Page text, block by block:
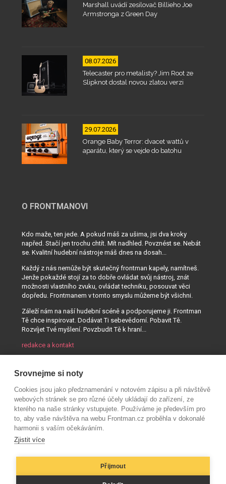
Marshall uvádí zesilovač Billieho Joe
Armstronga z Green Day
08.07.2026
Telecaster pro metalisty? Jim Root ze
Slipknot dostal novou zlatou verzi
29.07.2026
Orange Baby Terror: dvacet wattů v
aparátu, který se vejde do batohu
O FRONTMANOVI
Kdo maže, ten jede. A pokud máš za ušima, jsi dva kroky
napřed. Stačí jen trochu chtít. Mít nadhled. Povznést se. Nebát
se. Kvalitní hudební nástroje máš dnes na dosah...
Každý z nás nemůže být skutečný frontman kapely, namítneš.
Jenže pokaždé stojí za to dobře ovládat svůj nástroj, znát
možnosti vlastního zvuku, ovládat techniku, posouvat věci
dopředu. Frontmanem v tomto smyslu můžeme být všichni.
Záleží nám na naší hudební scéně a podporujeme ji. Frontman
Tě chce inspirovat. Dodávat Ti sebevědomí. Pobavit Tě.
Rozvíjet Tvé myšlení. Povzbudit Tě k hraní...
redakce a kontakt
Srovnejme si noty
Cookies jsou jako předznamenání v notovém zápisu a při návštěvě
webových stránek se pro různé účely ukládají do zařízení, ze
kterého na naše stránky vstupujete. Používáme je především pro
to, aby vaše návštěva na webu Frontman.cz proběhla v dokonalé
harmonii s vaším očekáváním.
Zjistit více
Přijmout